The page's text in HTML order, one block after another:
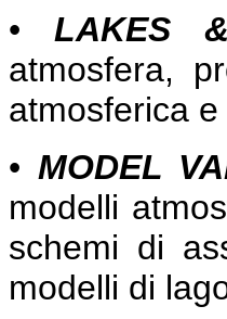
• LAKES
atmosfera,
atmosferica
• MODEL
modelli
schemi di
modelli di